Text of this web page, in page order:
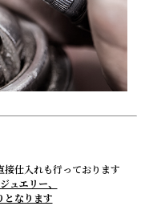
接仕入れも行っております
ュエリー、
となります